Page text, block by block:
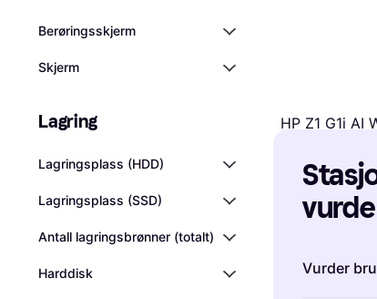
Berøringsskjerm
Skjerm
Lagring
Lagringsplass (HDD)
Lagringsplass (SSD)
Antall lagringsbrønner (totalt)
Harddisk
HP Z1 G1i AI
38 635 kr
Eller 3 betalinger
Vurder